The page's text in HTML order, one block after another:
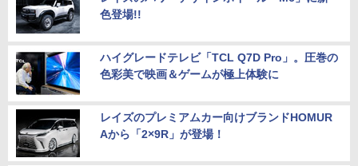
色登場!!
ハイグレードテレビ「TCL Q7D Pro」。圧巻の
色彩美で映画＆ゲームが極上体験に
レイズのプレミアムカー向けブランドHOMUR
Aから「2×9R」が登場！